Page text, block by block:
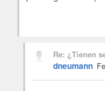
Re: ¿Tienen
dneumann